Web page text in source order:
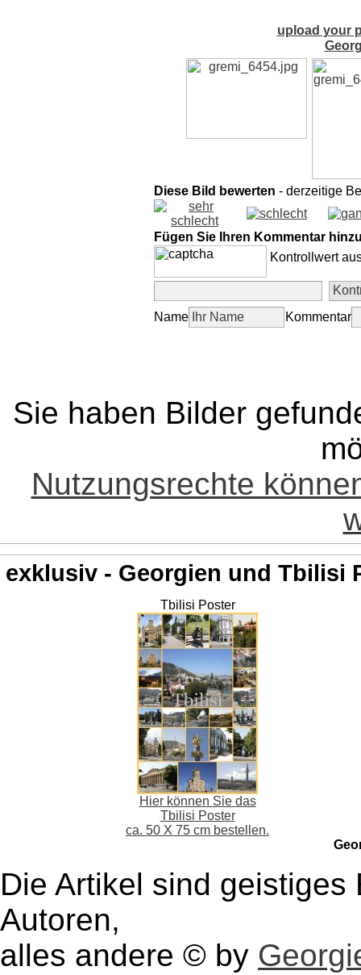
upload your
Diese Bild bewerten - derzeitige
Fügen Sie Ihren Kommentar
Kontrollwert
Name Kommentar
Sie haben Bilder
Nutzungsrechte
exklusiv - Georgien und Tbilisi
Tbilisi Poster
Hier können Sie das
Tbilisi Poster
ca. 50 X 75 cm bestellen.
Die Artikel sind
Autoren,
alles andere © by